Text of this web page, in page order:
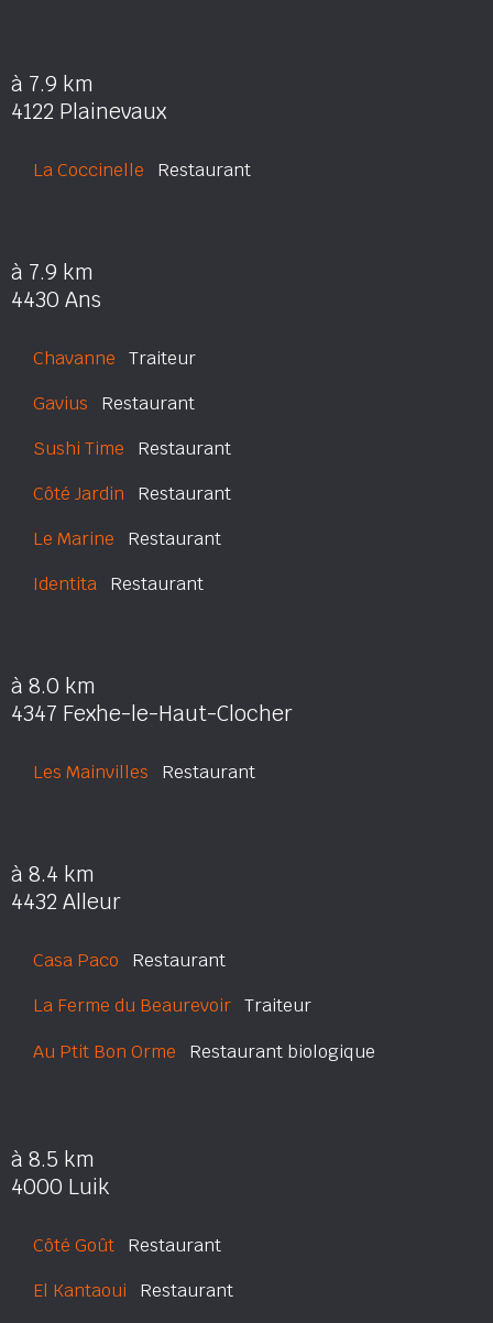
à 7.9 km
4122 Plainevaux
La Coccinelle Restaurant
à 7.9 km
4430 Ans
Chavanne Traiteur
Gavius Restaurant
Sushi Time Restaurant
Côté Jardin Restaurant
Le Marine Restaurant
Identita Restaurant
à 8.0 km
4347 Fexhe-le-Haut-Clocher
Les Mainvilles Restaurant
à 8.4 km
4432 Alleur
Casa Paco Restaurant
La Ferme du Beaurevoir Traiteur
Au Ptit Bon Orme Restaurant biologique
à 8.5 km
4000 Luik
Côté Goût Restaurant
El Kantaoui Restaurant